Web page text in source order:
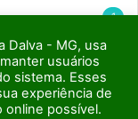
1
Dalva - MG, usa
usuários
sistema. Esses
experiência de
online possível.